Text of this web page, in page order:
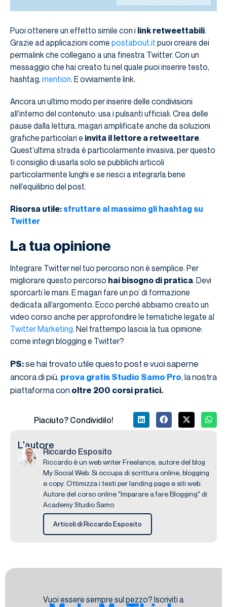
Puoi ottenere un effetto simile con i link retweettabili.
Grazie ad applicazioni come postabout.it puoi creare dei
permalink che collegano a una finestra Twitter. Con un
messaggio che hai creato tu nel quale puoi inserire testo,
hashtag, mention. E ovviamente link.
Ancora un ultimo modo per inserire delle condivisioni
all’interno del contenuto: usa i pulsanti ufficiali. Crea delle
pause dalla lettura, magari amplificate anche da soluzioni
grafiche particolari e invita il lettore a retweettare.
Quest’ultima strada è particolarmente invasiva, per questo
ti consiglio di usarla solo se pubblichi articoli
particolarmente lunghi e se riesci a integrarla bene
nell’equilibrio del post.
Risorsa utile: sfruttare al massimo gli hashtag su
Twitter
La tua opinione
Integrare Twitter nel tuo percorso non è semplice. Per
migliorare questo percorso hai bisogno di pratica. Devi
sporcarti le mani. E magari fare un po’ di formazione
dedicata all’argomento. Ecco perché abbiamo creato un
video corso anche per approfondire le tematiche legate al
Twitter Marketing. Nel frattempo lascia la tua opinione:
come integri blogging e Twitter?
PS:se hai trovato utile questo post e vuoi saperne
ancora di più, prova gratis Studio Samo Pro, la nostra
piattaforma con oltre 200 corsi pratici.
Piaciuto? Condividilo!
L'autore
Riccardo Esposito
Riccardo è un web writer Freelance, autore del blog
My Social Web. Si occupa di scrittura online, blogging
e copy. Ottimizza i testi per landing page e siti web.
Autore del corso online "Imparare a fare Blogging" di
Academy Studio Samo.
Articoli di Riccardo Esposito
Vuoi essere sempre sul pezzo? Iscriviti a